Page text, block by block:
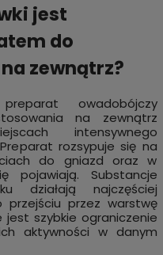
jest
do
zewnątrz?
owadobójczy
na zewnątrz
intensywnego
rozsypuje się na
do gniazd oraz w
pojawiają. Substancje
działają najczęściej
przez warstwę
jest szybkie ograniczenie
aktywności w danym